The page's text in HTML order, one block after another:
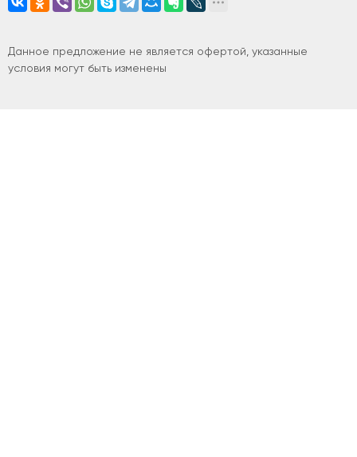
Данное предложение не является офертой, указанные
условия могут быть изменены